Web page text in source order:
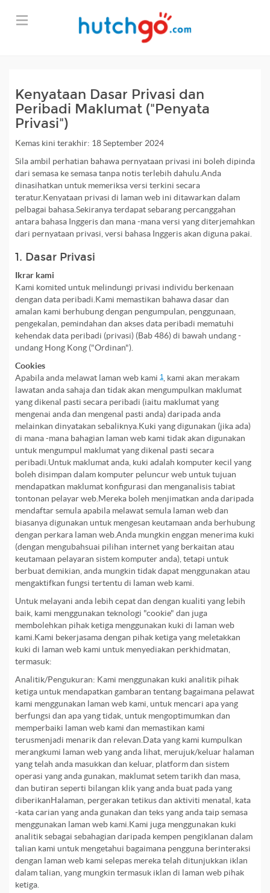
Kenyataan Dasar Privasi dan
Peribadi Maklumat ("Penyata
Privasi")
Kemas kini terakhir: 18 September 2024
Sila ambil perhatian bahawa pernyataan privasi ini boleh dipinda
dari semasa ke semasa tanpa notis terlebih dahulu.Anda
dinasihatkan untuk memeriksa versi terkini secara
teratur.Kenyataan privasi di laman web ini ditawarkan dalam
pelbagai bahasa.Sekiranya terdapat sebarang percanggahan
antara bahasa Inggeris dan mana -mana versi yang diterjemahkan
dari pernyataan privasi, versi bahasa Inggeris akan diguna pakai.
1. Dasar Privasi
Ikrar kami
Kami komited untuk melindungi privasi individu berkenaan
dengan data peribadi.Kami memastikan bahawa dasar dan
amalan kami berhubung dengan pengumpulan, penggunaan,
pengekalan, pemindahan dan akses data peribadi mematuhi
kehendak data peribadi (privasi) (Bab 486) di bawah undang -
undang Hong Kong ("Ordinan").
Cookies
Apabila anda melawat laman web kami 1
, kami akan merakam
lawatan anda sahaja dan tidak akan mengumpulkan maklumat
yang dikenal pasti secara peribadi (iaitu maklumat yang
mengenai anda dan mengenal pasti anda) daripada anda
melainkan dinyatakan sebaliknya.Kuki yang digunakan (jika ada)
di mana -mana bahagian laman web kami tidak akan digunakan
untuk mengumpul maklumat yang dikenal pasti secara
peribadi.Untuk maklumat anda, kuki adalah komputer kecil yang
boleh disimpan dalam komputer peluncur web untuk tujuan
mendapatkan maklumat konfigurasi dan menganalisis tabiat
tontonan pelayar web.Mereka boleh menjimatkan anda daripada
mendaftar semula apabila melawat semula laman web dan
biasanya digunakan untuk mengesan keutamaan anda berhubung
dengan perkara laman web.Anda mungkin enggan menerima kuki
(dengan mengubahsuai pilihan internet yang berkaitan atau
keutamaan pelayaran sistem komputer anda), tetapi untuk
berbuat demikian, anda mungkin tidak dapat menggunakan atau
mengaktifkan fungsi tertentu di laman web kami.
Untuk melayani anda lebih cepat dan dengan kualiti yang lebih
baik, kami menggunakan teknologi "cookie" dan juga
membolehkan pihak ketiga menggunakan kuki di laman web
kami.Kami bekerjasama dengan pihak ketiga yang meletakkan
kuki di laman web kami untuk menyediakan perkhidmatan,
termasuk:
Analitik/Pengukuran: Kami menggunakan kuki analitik pihak
ketiga untuk mendapatkan gambaran tentang bagaimana pelawat
kami menggunakan laman web kami, untuk mencari apa yang
berfungsi dan apa yang tidak, untuk mengoptimumkan dan
memperbaiki laman web kami dan memastikan kami
terusmenjadi menarik dan relevan.Data yang kami kumpulkan
merangkumi laman web yang anda lihat, merujuk/keluar halaman
yang telah anda masukkan dan keluar, platform dan sistem
operasi yang anda gunakan, maklumat setem tarikh dan masa,
dan butiran seperti bilangan klik yang anda buat pada yang
diberikanHalaman, pergerakan tetikus dan aktiviti menatal, kata
-kata carian yang anda gunakan dan teks yang anda taip semasa
menggunakan laman web kami.Kami juga menggunakan kuki
analitik sebagai sebahagian daripada kempen pengiklanan dalam
talian kami untuk mengetahui bagaimana pengguna berinteraksi
dengan laman web kami selepas mereka telah ditunjukkan iklan
dalam talian, yang mungkin termasuk iklan di laman web pihak
ketiga.